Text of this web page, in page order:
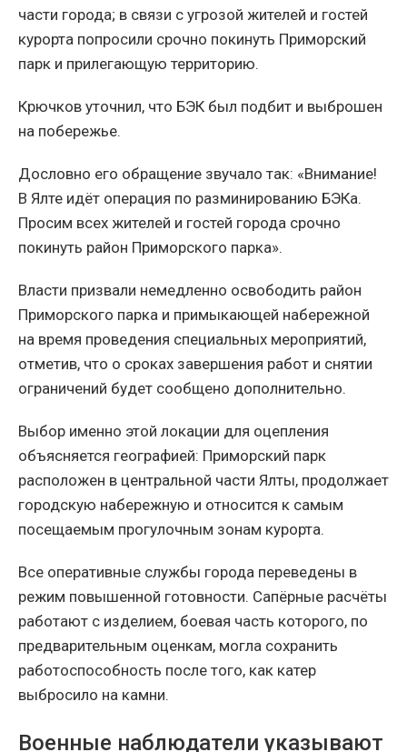
части города; в связи с угрозой жителей и гостей
курорта попросили срочно покинуть Приморский
парк и прилегающую территорию.
Крючков уточнил, что БЭК был подбит и выброшен
на побережье.
Дословно его обращение звучало так: «Внимание!
В Ялте идёт операция по разминированию БЭКа.
Просим всех жителей и гостей города срочно
покинуть район Приморского парка».
Власти призвали немедленно освободить район
Приморского парка и примыкающей набережной
на время проведения специальных мероприятий,
отметив, что о сроках завершения работ и снятии
ограничений будет сообщено дополнительно.
Выбор именно этой локации для оцепления
объясняется географией: Приморский парк
расположен в центральной части Ялты, продолжает
городскую набережную и относится к самым
посещаемым прогулочным зонам курорта.
Все оперативные службы города переведены в
режим повышенной готовности. Сапёрные расчёты
работают с изделием, боевая часть которого, по
предварительным оценкам, могла сохранить
работоспособность после того, как катер
выбросило на камни.
Военные наблюдатели указывают